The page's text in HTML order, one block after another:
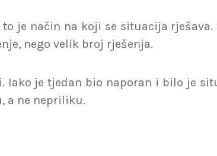
je način na koji se situacija rješava.
nego velik broj rješenja.
je tjedan bio naporan i bilo je
a ne nepriliku.